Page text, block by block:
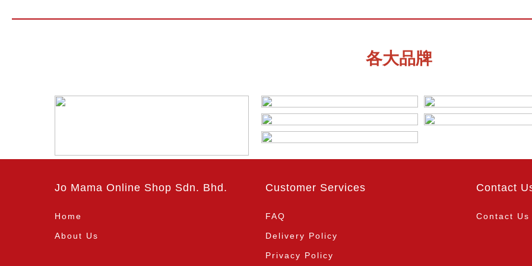
各大品牌
Jo Mama Online Shop Sdn. Bhd.
Home
About Us
Customer Services
FAQ
Delivery Policy
Privacy Policy
Contact
Contact Us